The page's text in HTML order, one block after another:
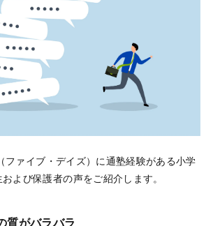
ファイブ・デイズ）に通塾経験がある小学
よび保護者の声をご紹介します。
質がバラバラ